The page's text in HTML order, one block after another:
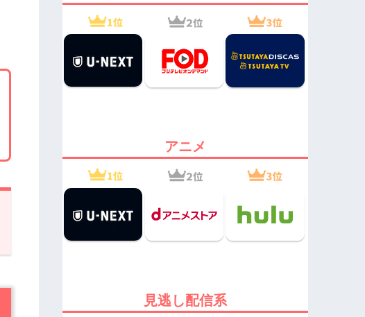
アニメ
見逃し配信系